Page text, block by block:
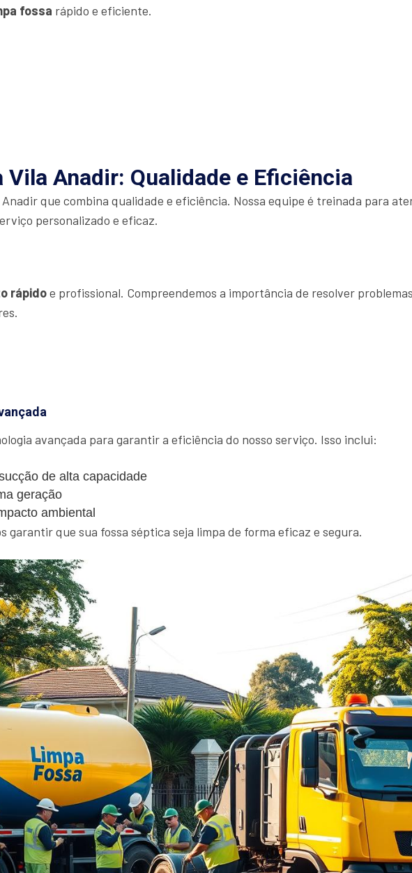
fossa rápido e eficiente.
Anadir: Qualidade e Eficiência
que combina qualidade e eficiência. Nossa equipe é treinada para
personalizado e eficaz.
rápidoe profissional. Compreendemos a importância de resolver
avançada para garantir a eficiência do nosso serviço. Isso inclui:
de alta capacidade
geração
ambiental
garantir que sua fossa séptica seja limpa de forma eficaz e segura.